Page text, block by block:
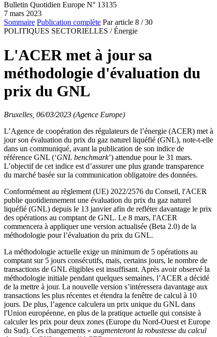
Bulletin Quotidien Europe N° 13135
7 mars 2023
Sommaire Publication complète Par article 8 / 30
POLITIQUES SECTORIELLES / Énergie
L'ACER met à jour sa
méthodologie d'évaluation du
prix du GNL
Bruxelles, 06/03/2023 (Agence Europe)
L’Agence de coopération des régulateurs de l’énergie (ACER) met à
jour son évaluation du prix du gaz naturel liquéfié (GNL), note-t-elle
dans un communiqué, avant la publication de son indice de
référence GNL (‘GNL benchmark’) attendue pour le 31 mars.
L’objectif de cet indice est d’assurer une plus grande transparence
du marché basée sur la communication obligatoire des données.
Conformément au règlement (UE) 2022/2576 du Conseil, l'ACER
publie quotidiennement une évaluation du prix du gaz naturel
liquéfié (GNL) depuis le 13 janvier afin de refléter davantage le prix
des opérations au comptant de GNL. Le 8 mars, l'ACER
commencera à appliquer une version actualisée (Beta 2.0) de la
méthodologie pour l’évaluation du prix du GNL.
La méthodologie actuelle exige un minimum de 5 opérations au
comptant sur 5 jours consécutifs, mais, certains jours, le nombre de
transactions de GNL éligibles est insuffisant. Après avoir observé la
méthodologie initiale pendant quelques semaines, l’ACER a décidé
de la mettre à jour. La nouvelle version s’intéressera davantage aux
transactions les plus récentes et étendra la fenêtre de calcul à 10
jours. De plus, l’agence calculera un prix unique du GNL dans
l'Union européenne, en plus de la pratique actuelle qui consiste à
calculer les prix pour deux zones (Europe du Nord-Ouest et Europe
du Sud). Ces changements « augmenteront la robustesse du calcul